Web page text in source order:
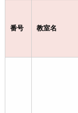
番号 教室名